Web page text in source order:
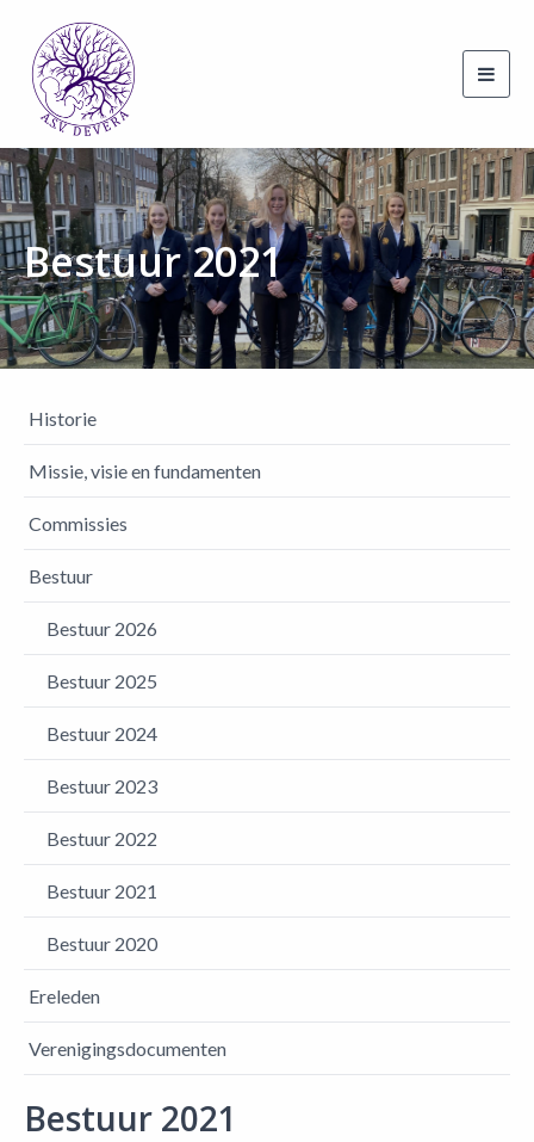
Bestuur 2021
Historie
Missie, visie en fundamenten
Commissies
Bestuur
Bestuur 2026
Bestuur 2025
Bestuur 2024
Bestuur 2023
Bestuur 2022
Bestuur 2021
Bestuur 2020
Ereleden
Verenigingsdocumenten
Bestuur 2021